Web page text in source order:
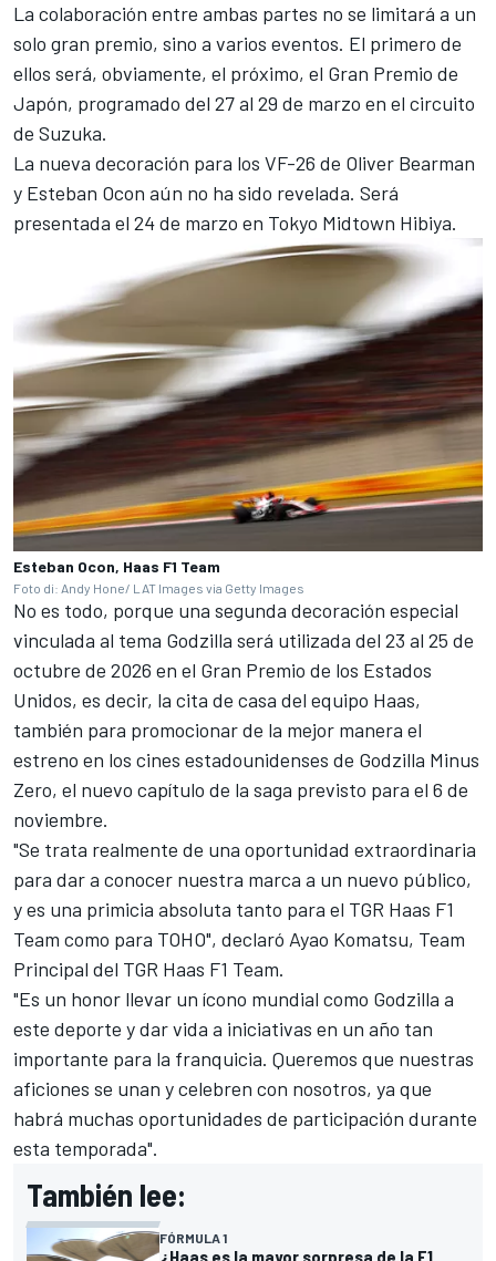
La colaboración entre ambas partes no se limitará a un
solo gran premio, sino a varios eventos. El primero de
ellos será, obviamente, el próximo, el Gran Premio de
Japón, programado del 27 al 29 de marzo en el circuito
de Suzuka.
La nueva decoración para los VF-26 de Oliver Bearman
y Esteban Ocon aún no ha sido revelada. Será
presentada el 24 de marzo en Tokyo Midtown Hibiya.
Esteban Ocon, Haas F1 Team
Foto di: Andy Hone/ LAT Images via Getty Images
No es todo, porque una segunda decoración especial
vinculada al tema Godzilla será utilizada del 23 al 25 de
octubre de 2026 en el Gran Premio de los Estados
Unidos, es decir, la cita de casa del equipo Haas,
también para promocionar de la mejor manera el
estreno en los cines estadounidenses de Godzilla Minus
Zero, el nuevo capítulo de la saga previsto para el 6 de
noviembre.
"Se trata realmente de una oportunidad extraordinaria
para dar a conocer nuestra marca a un nuevo público,
y es una primicia absoluta tanto para el TGR Haas F1
Team como para TOHO", declaró Ayao Komatsu, Team
Principal del TGR Haas F1 Team.
"Es un honor llevar un ícono mundial como Godzilla a
este deporte y dar vida a iniciativas en un año tan
importante para la franquicia. Queremos que nuestras
aficiones se unan y celebren con nosotros, ya que
habrá muchas oportunidades de participación durante
esta temporada".
También lee:
FÓRMULA 1
¿Haas es la mayor sorpresa de la F1